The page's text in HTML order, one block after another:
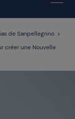
de Sanpellegrino
créer une Nouvelle